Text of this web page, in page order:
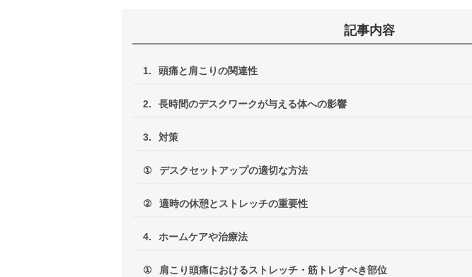
記事内容
1. 頭痛と肩こりの関連性
2. 長時間のデスクワークが与える体への影響
3. 対策
① デスクセットアップの適切な方法
② 適時の休憩とストレッチの重要性
4. ホームケアや治療法
① 肩こり頭痛におけるストレッチ・筋トレすべき部位